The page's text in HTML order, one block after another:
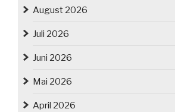
August 2026
Juli 2026
Juni 2026
Mai 2026
April 2026